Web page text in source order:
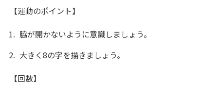
【運動のポイント】
脇が開かないように意識しましょう。
大きく8の字を描きましょう。
【回数】